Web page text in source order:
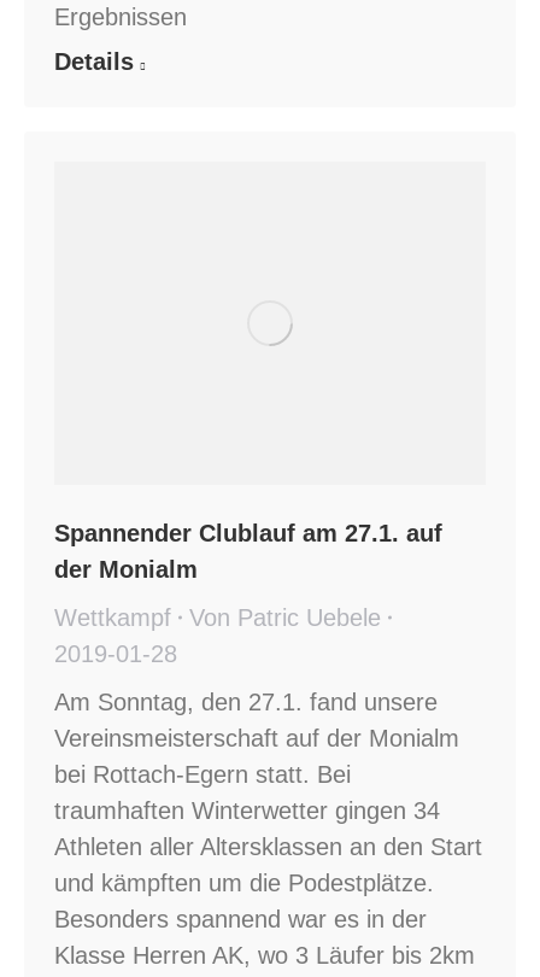
Ergebnissen
Details
Spannender Clublauf am 27.1. auf
der Monialm
Wettkampf
Von Patric Uebele
2019-01-28
Am Sonntag, den 27.1. fand unsere
Vereinsmeisterschaft auf der Monialm
bei Rottach-Egern statt. Bei
traumhaften Winterwetter gingen 34
Athleten aller Altersklassen an den Start
und kämpften um die Podestplätze.
Besonders spannend war es in der
Klasse Herren AK, wo 3 Läufer bis 2km